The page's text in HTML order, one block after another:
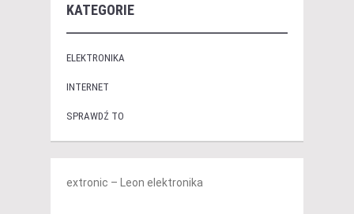
KATEGORIE
ELEKTRONIKA
INTERNET
SPRAWDŹ TO
extronic – Leon elektronika